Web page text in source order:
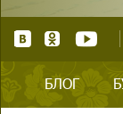
БЛОГ